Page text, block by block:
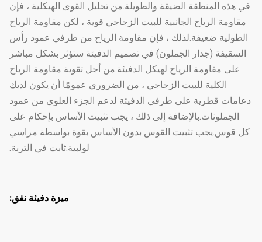
في هذه المنطقة الضيقة والطويلة.من تحليل القوى الهيكلية ، فإن
مقاومة الرياح الجانبية للبيت الزجاجي قوية ، لكن مقاومة الرياح
الطولية ضعيفة.لذلك ، فإن مقاومة الرياح من طرفي عمود رأس
السقيفة (جدار الجملون) في تصميم الدفيئة ستؤثر بشكل مباشر
على مقاومة الرياح لهيكل الدفيئة.من أجل تقوية مقاومة الرياح
الكلية للبيت الزجاجي ، من الضروري عمومًا أن يكون لديك
دعامات قطرية على طرفي الدفيئة لدعم الجزء العلوي من عمود
الجملونات.بالإضافة إلى ذلك ، يجب تثبيت الأساس بإحكام على
كل قوس.يجب تثبيت القوس بدون الأساس بقوة بواسطة مراسي
لولبية.ثابت في التربة.
ميزة دفيئة نفق: